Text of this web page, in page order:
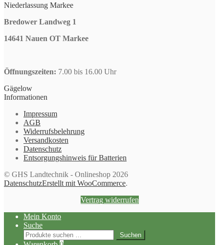
Niederlassung Markee
Bredower Landweg 1
14641 Nauen OT Markee
Öffnungszeiten: 7.00 bis 16.00 Uhr
Gägelow
Informationen
Impressum
AGB
Widerrufsbelehrung
Versandkosten
Datenschutz
Entsorgungshinweis für Batterien
© GHS Landtechnik - Onlineshop 2026
DatenschutzErstellt mit WooCommerce.
Vertrag widerrufen
Mein Konto
Suche
Suchen
nach:
Suchen